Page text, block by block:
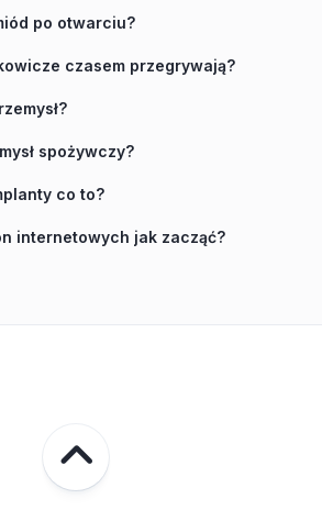
po otwarciu?
czasem przegrywają?
spożywczy?
co to?
internetowych jak zacząć?